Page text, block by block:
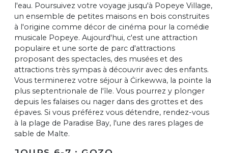
l'eau. Poursuivez votre voyage jusqu'à Popeye Village,
un ensemble de petites maisons en bois construites
à l'origine comme décor de cinéma pour la comédie
musicale Popeye. Aujourd'hui, c'est une attraction
populaire et une sorte de parc d'attractions
proposant des spectacles, des musées et des
attractions très sympas à découvrir avec des enfants.
Vous terminerez votre séjour à Ċirkewwa, la pointe la
plus septentrionale de l'île. Vous pourrez y plonger
depuis les falaises ou nager dans des grottes et des
épaves. Si vous préférez vous détendre, rendez-vous
à la plage de Paradise Bay, l'une des rares plages de
sable de Malte.